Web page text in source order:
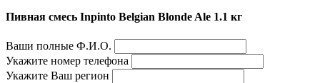
Пивная смесь Inpinto Belgian Blonde Ale 1.1 кг
Ваши полные Ф.И.О.
Укажите номер телефона
Укажите Ваш регион